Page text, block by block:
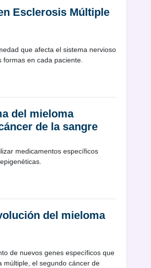
Esclerosis Múltiple
que afecta el sistema nervioso
en cada paciente.
del mieloma
de la sangre
medicamentos específicos
del mieloma
de nuevos genes específicos que
múltiple, el segundo cáncer de